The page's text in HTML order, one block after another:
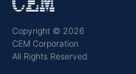
Copyright © 2026
CEM Corporation
All Rights Reserved